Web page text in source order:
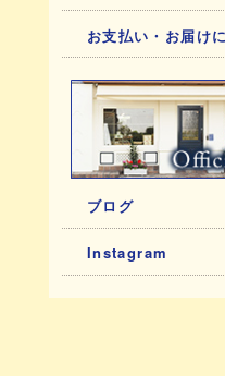
お支払い・お届け
ブログ
Instagram